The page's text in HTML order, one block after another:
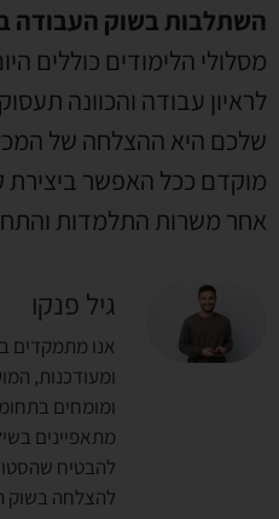
השתלבות בשוק העבודה
מסלולי הלימודים כוללים
לראיון עבודה והכוונה
שלכם היא ההצלחה של
מוקדם ככל האפשר ביצירת
אחר משרות התלמדות
גיל פנקו
אנו מתמקדים
ומעודכנות,
ומומחים
מתאפיינים
להבטיח
להצלחה בשוק